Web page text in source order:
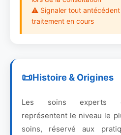
⚠ Signaler tout antécédent
traitement en cours
Histoire & Origines
Les soins experts
représentent le niveau le
soins, réservé aux